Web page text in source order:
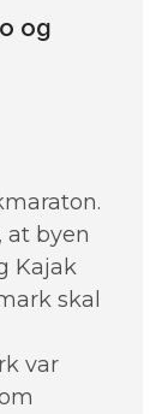
og
at byen
Kajak
skal
var